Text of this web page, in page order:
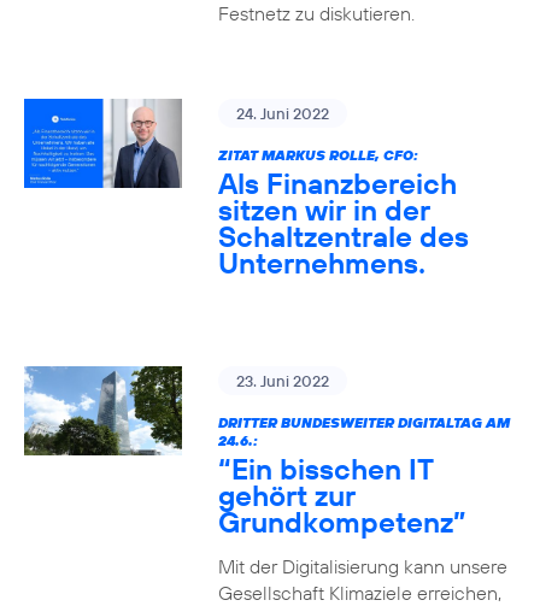
Festnetz zu diskutieren.
24. Juni 2022
ZITAT MARKUS ROLLE, CFO:
Als Finanzbereich
sitzen wir in der
Schaltzentrale des
Unternehmens.
23. Juni 2022
DRITTER BUNDESWEITER DIGITALTAG AM
24.6.:
“Ein bisschen IT
gehört zur
Grundkompetenz”
Mit der Digitalisierung kann unsere
Gesellschaft Klimaziele erreichen,